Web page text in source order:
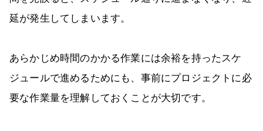
延が発生してしまいます。
あらかじめ時間のかかる作業には余裕を持ったスケ
ジュールで進めるためにも、事前にプロジェクトに必
要な作業量を理解しておくことが大切です。